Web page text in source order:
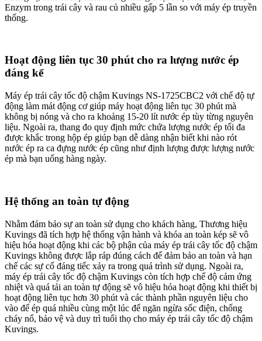
Máy ép trái cây tốc độ chậm Kuvings NS-1725CBC2 tự hào có
các thành phần nguyên liệu khó khăn, nhiều xơ, cứng cho ra bã ép
rất khô và lượng nước ép nhiều gấp 1.5 lần mà không tạo ra tiếng
ồn, không bị rung lắc và không nóng trong khi hoạt động cũng như
Nắp chặn thông minh “Smart Cap”
Máy ép trái cây tốc độ chậm Kuvings NS-1725CBC2 tích hợp nắp
chặn thông minh “Smart Cap
“Detox”.
Công nghệ ép chậm bằng lực cưỡng bức được cấp
bằng sáng chế “J.M.C.S”
Máy ép trái cây tốc độ chậm Kuvings NS-1725CBC2 với dao ép
cấu tạo từ thép cao cấp không gỉ và nhựa dùng trong y tế
“ULTEM ”, chống ăn mòn, chống bám bẩn không sinh nhiệt cùng
công nghệ ép chậm bằng lực cưỡng bức được cấp bằng sáng chế
“J.M.C.S” với tốc độ ép50 vòng/phútsẽ hạn chế quá trình oxy
hóa và làm chậm quá trình tách nước của nước ép mà vẫn giữ được